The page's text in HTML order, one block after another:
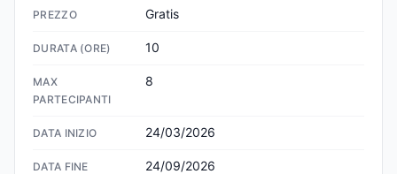
PREZZO Gratis
DURATA (ORE) 10
MAX
PARTECIPANTI
8
DATA INIZIO 24/03/2026
DATA FINE 24/09/2026